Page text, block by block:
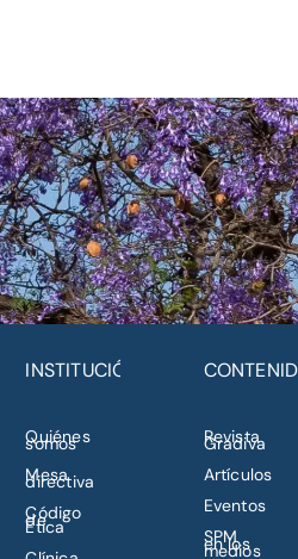
INSTITUCIÓN
Quiénes
somos
Mesa
directiva
Código
de
Ética
Revista
Gradiva
Artículos
Eventos
SPM
en los
medios